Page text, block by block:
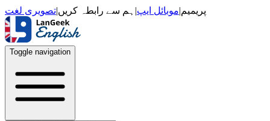
پریمیم|موبائل ایپ| ہم سے رابطہ کریں|تصویری لغت
Toggle navigation